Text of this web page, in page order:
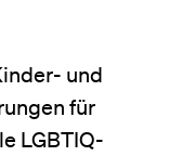
und
für
LGBTIQ-